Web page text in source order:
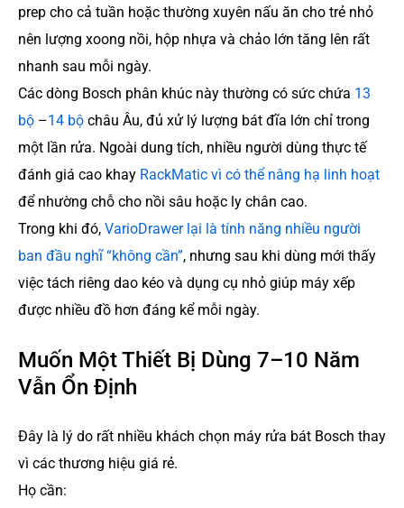
prep cho cả tuần hoặc thường xuyên nấu ăn cho trẻ nhỏ
nên lượng xoong nồi, hộp nhựa và chảo lớn tăng lên rất
nhanh sau mỗi ngày.
Các dòng Bosch phân khúc này thường có sức chứa 13
bộ –14 bộ châu Âu, đủ xử lý lượng bát đĩa lớn chỉ trong
một lần rửa. Ngoài dung tích, nhiều người dùng thực tế
đánh giá cao khay RackMatic vì có thể nâng hạ linh hoạt
để nhường chỗ cho nồi sâu hoặc ly chân cao.
Trong khi đó, VarioDrawer lại là tính năng nhiều người
ban đầu nghĩ “không cần”, nhưng sau khi dùng mới thấy
việc tách riêng dao kéo và dụng cụ nhỏ giúp máy xếp
được nhiều đồ hơn đáng kể mỗi ngày.
Muốn Một Thiết Bị Dùng 7–10 Năm
Vẫn Ổn Định
Đây là lý do rất nhiều khách chọn máy rửa bát Bosch thay
vì các thương hiệu giá rẻ.
Họ cần: